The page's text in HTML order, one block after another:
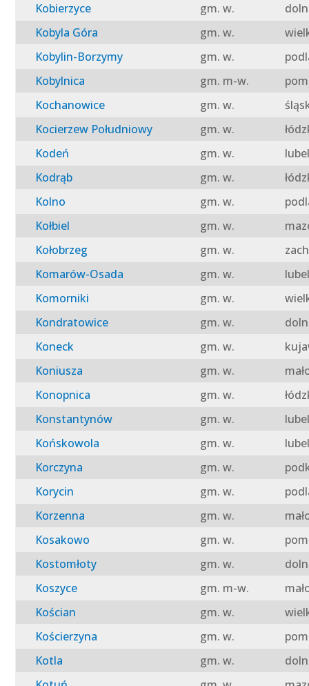
Kobierzyce
gm. w.
Kobyla Góra
gm. w.
Kobylin-Borzymy
gm. w.
Kobylnica
gm. m-w.
Kochanowice
gm. w.
Kocierzew Południowy
gm. w.
Kodeń
gm. w.
Kodrąb
gm. w.
Kolno
gm. w.
Kołbiel
gm. w.
Kołobrzeg
gm. w.
Komarów-Osada
gm. w.
Komorniki
gm. w.
Kondratowice
gm. w.
Koneck
gm. w.
Koniusza
gm. w.
Konopnica
gm. w.
Konstantynów
gm. w.
Końskowola
gm. w.
Korczyna
gm. w.
Korycin
gm. w.
Korzenna
gm. w.
Kosakowo
gm. w.
Kostomłoty
gm. w.
Koszyce
gm. m-w.
Kościan
gm. w.
Kościerzyna
gm. w.
Kotla
gm. w.